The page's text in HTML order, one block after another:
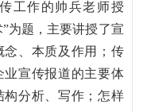
工作的帅兵老师授
”为题，主要讲授了宣
、本质及作用；传
宣传报道的主要体
分析、写作；怎样